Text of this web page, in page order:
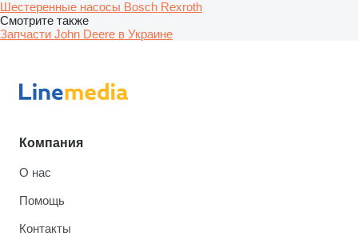
Шестеренные насосы Bosch Rexroth
Смотрите также
Запчасти John Deere в Украине
Компания
О нас
Помощь
Контакты